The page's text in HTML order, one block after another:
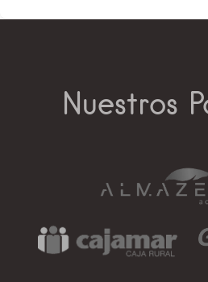
Nuestros